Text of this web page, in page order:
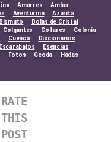
Amarres
Ambar
Aventurina
Azurita
Bismuto
Bolas de Cristal
Colgantes Collares
Colonia
Cuenco
Diccionarios
Escarabajos
Esencias
Fotos Geoda
Hadas
RATE
THIS
POST